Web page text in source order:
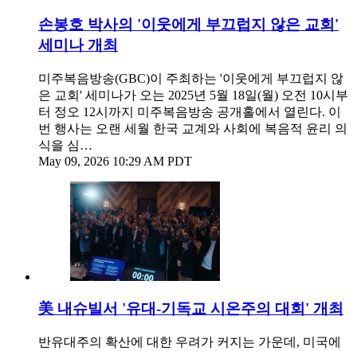
손봉호 박사의 '이웃에게 부끄럽지 않은 교회'
세미나 개최
미주복음방송(GBC)이 주최하는 '이웃에게 부끄럽지 않
은 교회' 세미나가 오는 2025년 5월 18일(월) 오전 10시부
터 정오 12시까지 미주복음방송 공개홀에서 열린다. 이
번 행사는 오랜 세월 한국 교계와 사회에 복음적 윤리 의
식을 심…
May 09, 2026 10:29 AM PDT
美 내슈빌서 '유대-기독교 시온주의 대회' 개최
반유대주의 확산에 대한 우려가 커지는 가운데, 미국에